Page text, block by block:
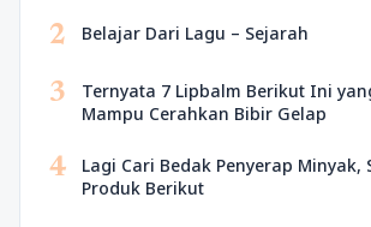
2 Belajar Dari Lagu – Sejarah
3
Ternyata 7 Lipbalm Berikut Ini
Mampu Cerahkan Bibir Gelap
4
Lagi Cari Bedak Penyerap Minyak,
Produk Berikut